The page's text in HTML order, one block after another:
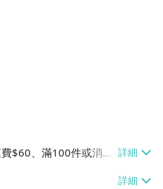
$60、滿100件或消費